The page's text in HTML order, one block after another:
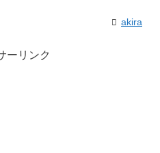
akira
ーリンク